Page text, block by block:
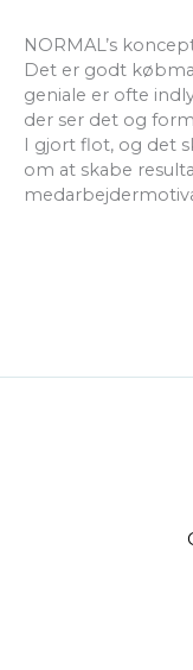
NORMAL’s
Det er godt
geniale er ofte
der ser det og
I gjort flot, og det
om at skabe